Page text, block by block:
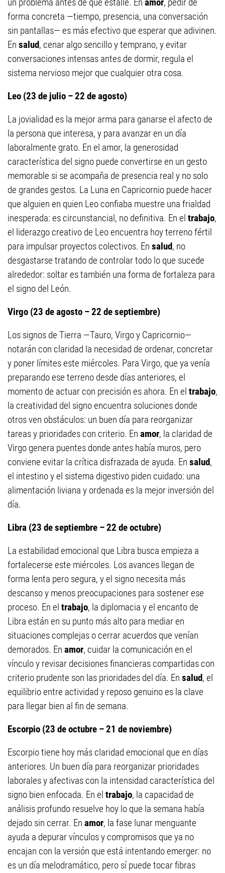
forma concreta —tiempo, presencia, una conversación
sin pantallas— es más efectivo que esperar que adivinen.
En salud, cenar algo sencillo y temprano, y evitar
conversaciones intensas antes de dormir, regula el
sistema nervioso mejor que cualquier otra cosa.
Leo (23 de julio – 22 de agosto)
La jovialidad es la mejor arma para ganarse el afecto de
la persona que interesa, y para avanzar en un día
laboralmente grato. En el amor, la generosidad
característica del signo puede convertirse en un gesto
memorable si se acompaña de presencia real y no solo
de grandes gestos. La Luna en Capricornio puede hacer
que alguien en quien Leo confiaba muestre una frialdad
inesperada: es circunstancial, no definitiva. En el trabajo,
el liderazgo creativo de Leo encuentra hoy terreno fértil
para impulsar proyectos colectivos. En salud, no
desgastarse tratando de controlar todo lo que sucede
alrededor: soltar es también una forma de fortaleza para
el signo del León.
Virgo (23 de agosto – 22 de septiembre)
Los signos de Tierra —Tauro, Virgo y Capricornio—
notarán con claridad la necesidad de ordenar, concretar
y poner límites este miércoles. Para Virgo, que ya venía
preparando ese terreno desde días anteriores, el
momento de actuar con precisión es ahora. En el trabajo,
la creatividad del signo encuentra soluciones donde
otros ven obstáculos: un buen día para reorganizar
tareas y prioridades con criterio. En amor, la claridad de
Virgo genera puentes donde antes había muros, pero
conviene evitar la crítica disfrazada de ayuda. En salud,
el intestino y el sistema digestivo piden cuidado: una
alimentación liviana y ordenada es la mejor inversión del
día.
Libra (23 de septiembre – 22 de octubre)
La estabilidad emocional que Libra busca empieza a
fortalecerse este miércoles. Los avances llegan de
forma lenta pero segura, y el signo necesita más
descanso y menos preocupaciones para sostener ese
proceso. En el trabajo, la diplomacia y el encanto de
Libra están en su punto más alto para mediar en
situaciones complejas o cerrar acuerdos que venían
demorados. En amor, cuidar la comunicación en el
vínculo y revisar decisiones financieras compartidas con
criterio prudente son las prioridades del día. En salud, el
equilibrio entre actividad y reposo genuino es la clave
para llegar bien al fin de semana.
Escorpio (23 de octubre – 21 de noviembre)
Escorpio tiene hoy más claridad emocional que en días
anteriores. Un buen día para reorganizar prioridades
laborales y afectivas con la intensidad característica del
signo bien enfocada. En el trabajo, la capacidad de
análisis profundo resuelve hoy lo que la semana había
dejado sin cerrar. En amor, la fase lunar menguante
ayuda a depurar vínculos y compromisos que ya no
encajan con la versión que está intentando emerger: no
es un día melodramático, pero sí puede tocar fibras